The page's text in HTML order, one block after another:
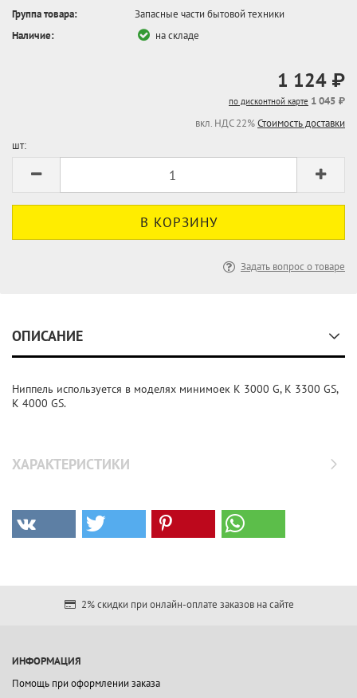
Группа товара:
Запасные части бытовой техники
Наличие:
на складе
1 124 ₽
по дисконтной карте 1 045 ₽
вкл. НДС 22%Стоимость доставки
шт:
Задать вопрос о товаре
ОПИСАНИЕ
Ниппель используется в моделях минимоек K 3000 G, K 3300 GS,
K 4000 GS.
ХАРАКТЕРИСТИКИ
2% скидки при онлайн-оплате заказов на сайте
ИНФОРМАЦИЯ
Помощь при оформлении заказа